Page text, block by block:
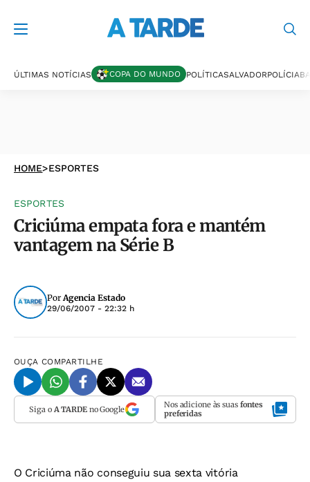
ÚLTIMAS NOTÍCIAS COPA DO MUNDO POLÍTICASALVADORPOLÍCIA
HOME>ESPORTES
ESPORTES
Criciúma empata fora e mantém
vantagem na Série B
PorAgencia Estado
29/06/2007 - 22:32 h
OUÇA COMPARTILHE
Siga o A TARDEno Google Nos adicione às suas fontes
preferidas
O Criciúma não conseguiu sua sexta vitória